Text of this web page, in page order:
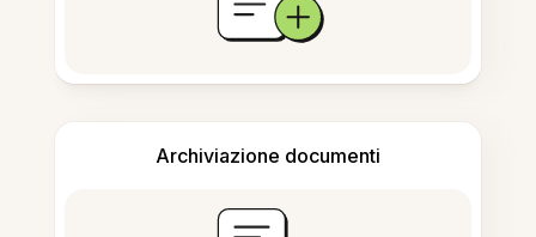
Archiviazione documenti